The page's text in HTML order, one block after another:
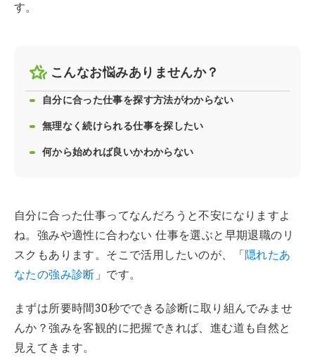
す。
こんなお悩みありませんか？
自分に合った仕事を探す方法がわからない
無理なく続けられる仕事を探したい
何から始めれば良いかわからない
自分に合った仕事ってなんだろうと不安になりますよ
ね。強みや適性に合わない 仕事を選ぶと早期退職のリ
スクもあります。そこで活用したいのが、「 隠れたあ
なたの強み診断 」です。
まずは所要時間30秒でできる診断に取り組んでみませ
んか？強みを客観的に把握できれば、進む道も自然と
見えてきます。